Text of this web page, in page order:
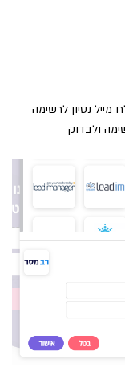
מייל נסיון לרשימה
ולבדוק